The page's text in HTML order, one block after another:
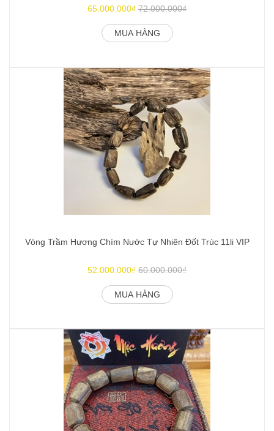
65.000.000₫ 72.000.000₫
MUA HÀNG
Vòng Trầm Hương Chìm Nước Tự Nhiên Đốt Trúc 11li VIP
52.000.000₫ 60.000.000₫
MUA HÀNG